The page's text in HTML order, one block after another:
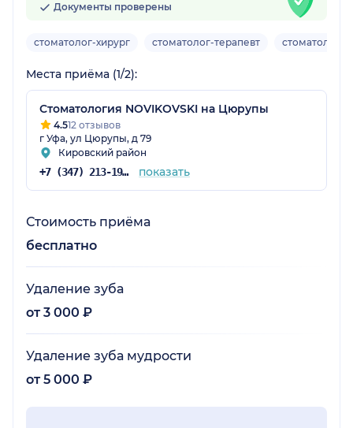
Документы проверены
стоматолог-хирург стоматолог-терапевт стоматолог-
Места приёма (1/2):
Стоматология NOVIKOVSKI на Цюрупы
4.512 отзывов
г Уфа, ул Цюрупы, д 79
Кировский район
+7 (347) 213-19-34 показать
Стоимость приёма
бесплатно
Удаление зуба
от 3 000 ₽
Удаление зуба мудрости
от 5 000 ₽